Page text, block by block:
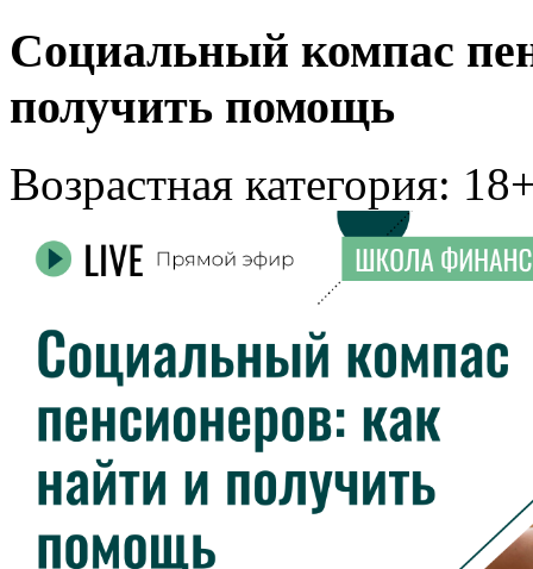
Социальный компас
получить помощь
Возрастная категория: